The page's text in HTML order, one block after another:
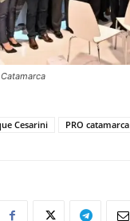
Cesarini PRO catamarca